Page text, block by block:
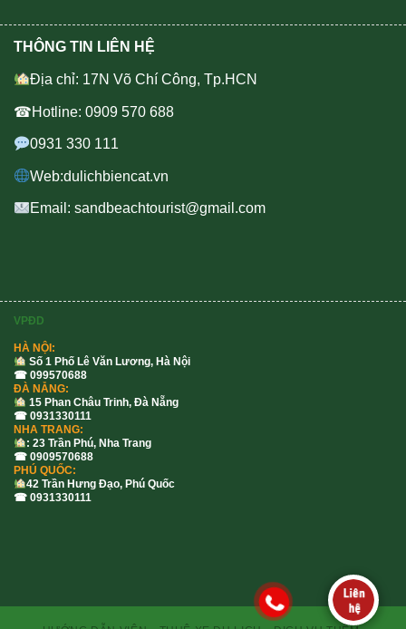
THÔNG TIN LIÊN HỆ
Địa chỉ: 17N Võ Chí Công, Tp.HCN
☎Hotline: 0909 570 688
0931 330 111
Web:dulichbiencat.vn
Email: sandbeachtourist@gmail.com
VPĐD
HÀ NỘI:
Số 1 Phố Lê Văn Lương, Hà Nội
☎ 099570688
ĐÀ NẴNG:
15 Phan Châu Trinh, Đà Nẵng
☎ 0931330111
NHA TRANG:
: 23 Trần Phú, Nha Trang
☎ 0909570688
PHÚ QUỐC:
42 Trần Hưng Đạo, Phú Quốc
☎ 0931330111